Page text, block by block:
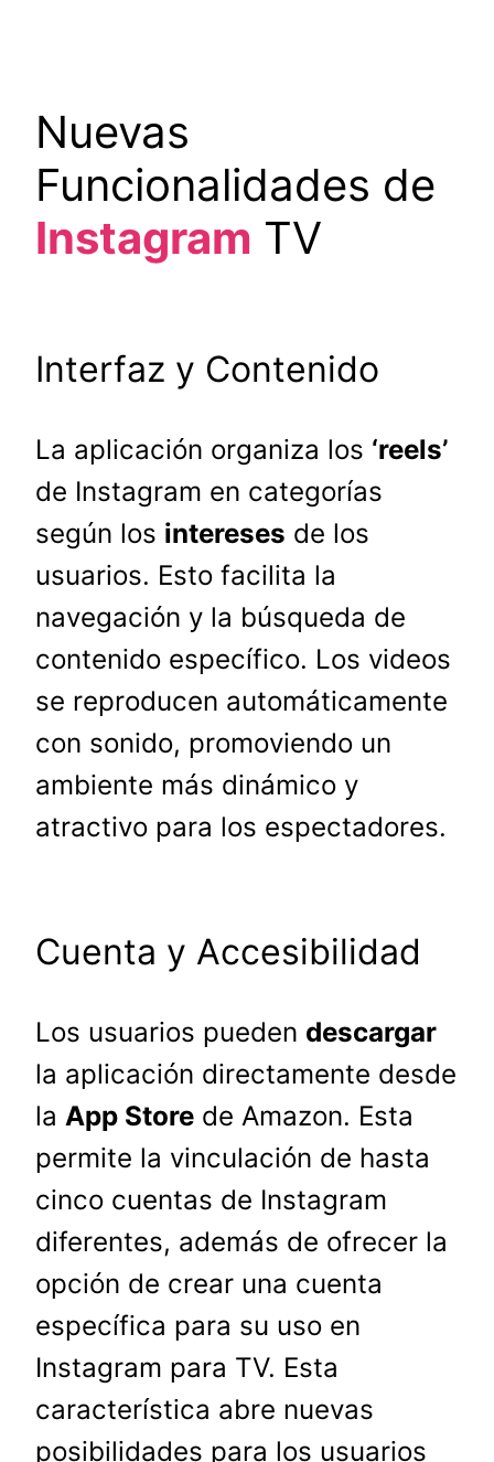
Nuevas
Funcionalidades de
Instagram TV
Interfaz y Contenido
La aplicación organiza los ‘reels’
de Instagram en categorías
según los intereses de los
usuarios. Esto facilita la
navegación y la búsqueda de
contenido específico. Los videos
se reproducen automáticamente
con sonido, promoviendo un
ambiente más dinámico y
atractivo para los espectadores.
Cuenta y Accesibilidad
Los usuarios pueden descargar
la aplicación directamente desde
la App Store de Amazon. Esta
permite la vinculación de hasta
cinco cuentas de Instagram
diferentes, además de ofrecer la
opción de crear una cuenta
específica para su uso en
Instagram para TV. Esta
característica abre nuevas
posibilidades para los usuarios